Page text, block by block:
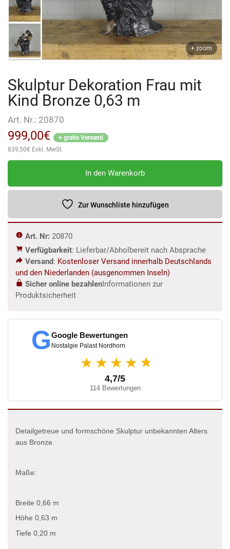
+ zoom
Skulptur Dekoration Frau mit
Kind Bronze 0,63 m
Art. Nr.: 20870
999,00€
+ gratis Versand
839,50€ Exkl. MwSt.
Skulptur
Frau
Kind
Bronze
Menge
In den Warenkorb
Zur Wunschliste hinzufügen
Art. Nr: 20870
Verfügbarkeit: Lieferbar/Abholbereit nach Absprache
Versand: Kostenloser Versand innerhalb Deutschlands
und den Niederlanden (ausgenommen Inseln)
Sicher online bezahlenInformationen zur
Produktsicherheit
GGoogle Bewertungen
Nostalgie Palast Nordhorn
★★★★ ★
4,7/5
114 Bewertungen
Detailgetreue und formschöne Skulptur unbekannten Alters
aus Bronze.
Maße:
Breite 0,66 m
Höhe 0,63 m
Tiefe 0,20 m